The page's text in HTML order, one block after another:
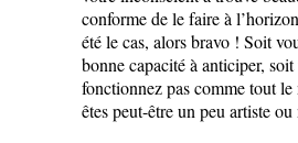
conforme de le faire à
été le cas, alors bravo ! Soit
bonne capacité à anticiper,
fonctionnez pas comme tout
êtes peut-être un peu artiste